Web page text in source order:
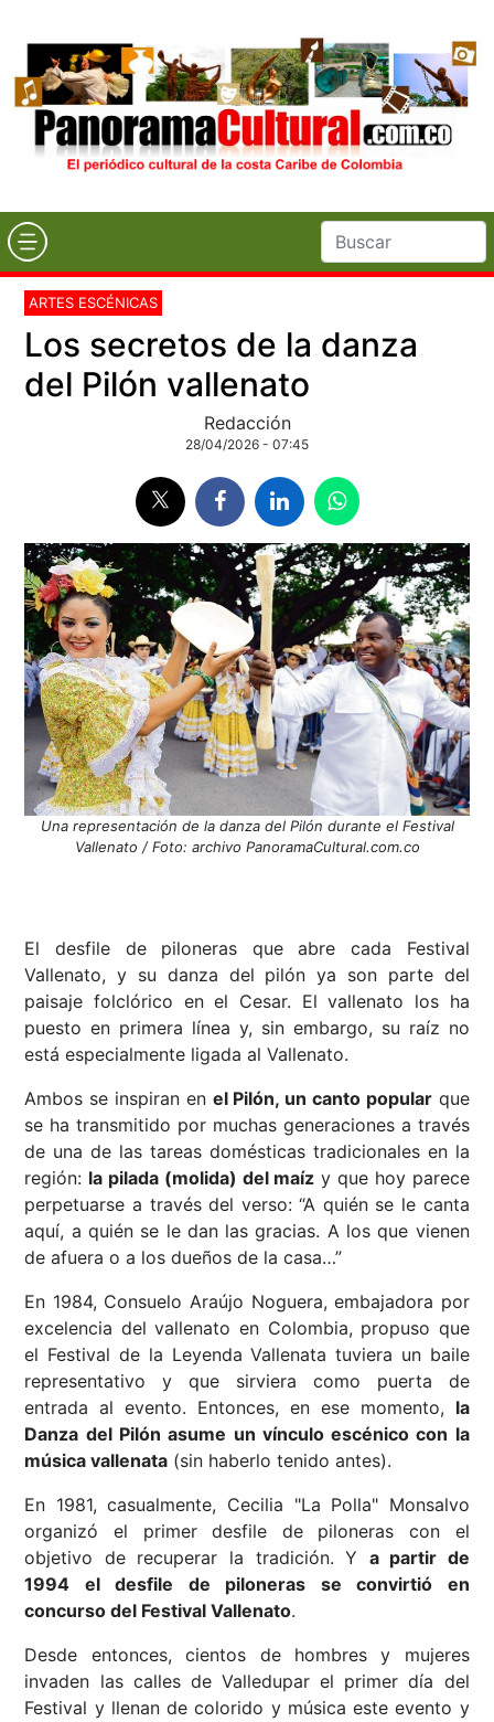
ARTES ESCÉNICAS
Los secretos de la danza
del Pilón vallenato
Redacción
28/04/2026 - 07:45
Una representación de la danza del Pilón durante el Festival
Vallenato / Foto: archivo PanoramaCultural.com.co
El desfile de piloneras que abre cada Festival
Vallenato, y su danza del pilón ya son parte del
paisaje folclórico en el Cesar. El vallenato los ha
puesto en primera línea y, sin embargo, su raíz no
está especialmente ligada al Vallenato.
Ambos se inspiran en el Pilón, un canto popularque
se ha transmitido por muchas generaciones a través
de una de las tareas domésticas tradicionales en la
región: la pilada (molida) del maíz y que hoy parece
perpetuarse a través del verso: “A quién se le canta
aquí, a quién se le dan las gracias. A los que vienen
de afuera o a los dueños de la casa…”
En 1984, Consuelo Araújo Noguera, embajadora por
excelencia del vallenato en Colombia, propuso que
el Festival de la Leyenda Vallenata tuviera un baile
representativo y que sirviera como puerta de
entrada al evento. Entonces, en ese momento, la
Danza del Pilón asume un vínculo escénico con la
música vallenata (sin haberlo tenido antes).
En 1981, casualmente, Cecilia "La Polla" Monsalvo
organizó el primer desfile de piloneras con el
objetivo de recuperar la tradición. Y a partir de
1994 el desfile de piloneras se convirtió en
concurso del Festival Vallenato.
Desde entonces, cientos de hombres y mujeres
invaden las calles de Valledupar el primer día del
Festival y llenan de colorido y música este evento y